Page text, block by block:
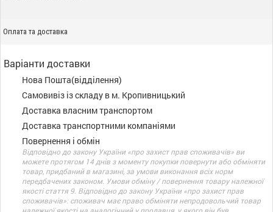
Оплата та доставка
Варіанти доставки
Нова Пошта(відділення)
Самовивіз із складу в м. Кропивницький
Доставка власним транспортом
Доставка транспортними компаніями
Повернення і обмін
Відповідно до закону України «про захист прав споживачів» ви
можете протягом 14 днів з моменту покупки повернути або обміняти
товар, придбаний в магазині, за умови виконання всіх норм
передбачених законом. Умови обміну / повернення товару належної
якості стаття 9. Відповідно до закону України «про захист прав
споживачів»: споживач має право обміняти непродовольчий товар